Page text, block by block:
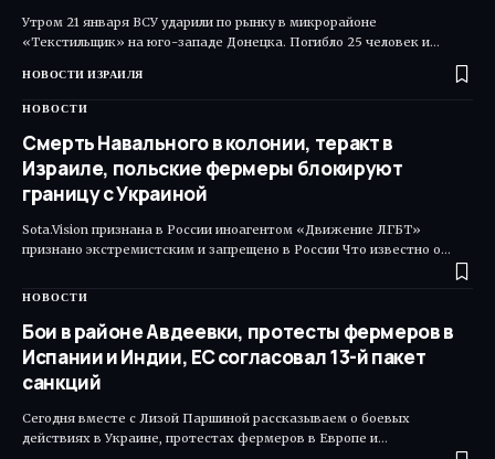
Утром 21 января ВСУ ударили по рынку в микрорайоне
«Текстильщик» на юго-западе Донецка. Погибло 25 человек и…
НОВОСТИ ИЗРАИЛЯ
НОВОСТИ
Смерть Навального в колонии, теракт в
Израиле, польские фермеры блокируют
границу с Украиной
Sota.Vision признана в России иноагентом «Движение ЛГБТ»
признано экстремистским и запрещено в России Что известно о…
НОВОСТИ
Бои в районе Авдеевки, протесты фермеров в
Испании и Индии, ЕС согласовал 13-й пакет
санкций
Сегодня вместе с Лизой Паршиной рассказываем о боевых
действиях в Украине, протестах фермеров в Европе и…